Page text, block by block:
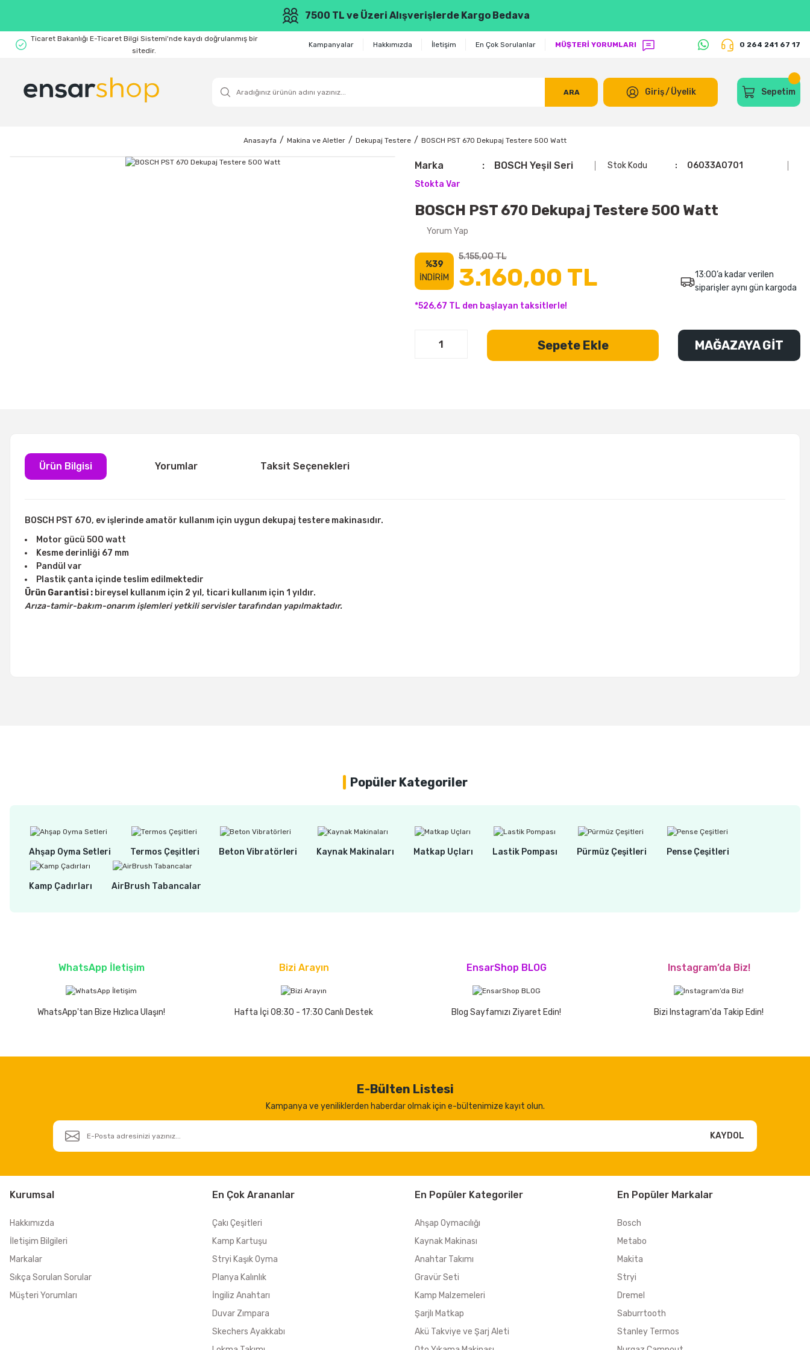
7500 TL ve Üzeri Alışverişlerde Kargo Bedava
Ticaret Bakanlığı E-Ticaret Bilgi Sistemi'nde kaydı doğrulanmış bir
sitedir.
Kampanyalar Hakkımızda İletişim En Çok Sorulanlar MÜŞTERİ YORUMLARI 0 264 241 67 17
ARA Giriş/Üyelik Sepetim
Anasayfa Makina ve Aletler Dekupaj Testere BOSCH PST 670 Dekupaj Testere 500 Watt
Marka BOSCH Yeşil Seri Stok Kodu
06033A0701
Stokta Var
BOSCH PST 670 Dekupaj Testere 500 Watt
Yorum Yap
%39
İNDİRİM
5.155,00 TL
3.160,00 TL
*526,67 TL den başlayan taksitlerle!
13:00’a kadar verilen
siparişler aynı gün kargoda
Sepete Ekle MAĞAZAYA GİT
Ürün Bilgisi Yorumlar Taksit Seçenekleri
BOSCH PST 670, ev işlerinde amatör kullanım için uygun dekupaj testere makinasıdır.
Motor gücü 500 watt
Kesme derinliği 67 mm
Pandül var
Plastik çanta içinde teslim edilmektedir
Ürün Garantisi : bireysel kullanım için 2 yıl, ticari kullanım için 1 yıldır.
Arıza-tamir-bakım-onarım işlemleri yetkili servisler tarafından yapılmaktadır.
Popüler Kategoriler
Ahşap Oyma Setleri Termos Çeşitleri Beton Vibratörleri Kaynak Makinaları Matkap Uçları Lastik Pompası Pürmüz Çeşitleri Pense Çeşitleri
Kamp Çadırları AirBrush Tabancalar
WhatsApp İletişim
WhatsApp'tan Bize Hızlıca Ulaşın!
Bizi Arayın
Hafta İçi 08:30 - 17:30 Canlı Destek
EnsarShop BLOG
Blog Sayfamızı Ziyaret Edin!
Instagram’da Biz!
Bizi Instagram'da Takip Edin!
E-Bülten Listesi
Kampanya ve yeniliklerden haberdar olmak için e-bültenimize kayıt olun.
KAYDOL
Kurumsal
Hakkımızda
İletişim Bilgileri
Markalar
Sıkça Sorulan Sorular
Müşteri Yorumları
En Çok Arananlar
Çakı Çeşitleri
Kamp Kartuşu
Stryi Kaşık Oyma
Planya Kalınlık
İngiliz Anahtarı
Duvar Zımpara
Skechers Ayakkabı
En Popüler Kategoriler
Ahşap Oymacılığı
Kaynak Makinası
Anahtar Takımı
Gravür Seti
Kamp Malzemeleri
Şarjlı Matkap
Akü Takviye ve Şarj Aleti
En Popüler Markalar
Bosch
Metabo
Makita
Stryi
Dremel
Saburrtooth
Stanley Termos